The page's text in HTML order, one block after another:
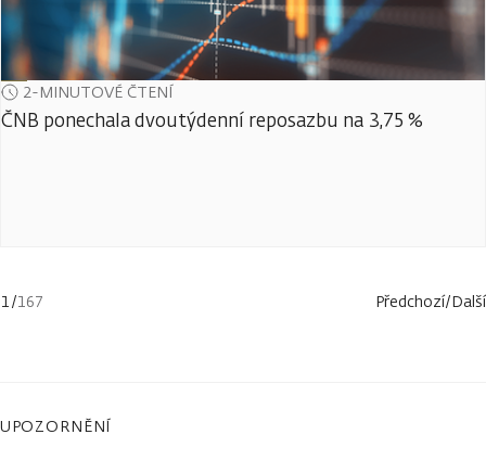
2-MINUTOVÉ ČTENÍ
ČNB ponechala dvoutýdenní reposazbu na 3,75 %
1/167 Předchozí/Další
UPOZORNĚNÍ